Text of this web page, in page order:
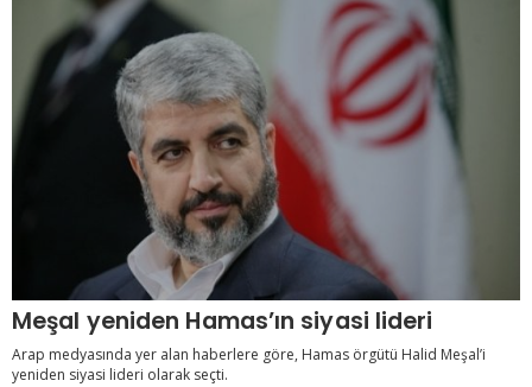
Meşal yeniden Hamas’ın siyasi lideri
Arap medyasında yer alan haberlere göre, Hamas örgütü Halid Meşal’i
yeniden siyasi lideri olarak seçti.